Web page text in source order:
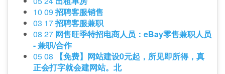
10 09 招聘客服销售
03 17招聘客服兼职
08 27 网售旺季特招电商人员：eBay零售兼职人员
- 兼职/合作
05 08
【免费】网站建设0元起，所见即所得，真
正会打字就会建网站。北